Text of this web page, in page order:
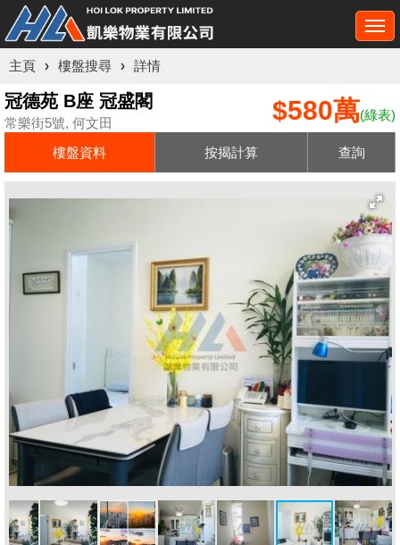
主頁 › 樓盤搜尋 › 詳情
冠德苑 B座 冠盛閣
常樂街5號, 何文田 $580萬(綠表)
樓盤資料 按揭計算 查詢